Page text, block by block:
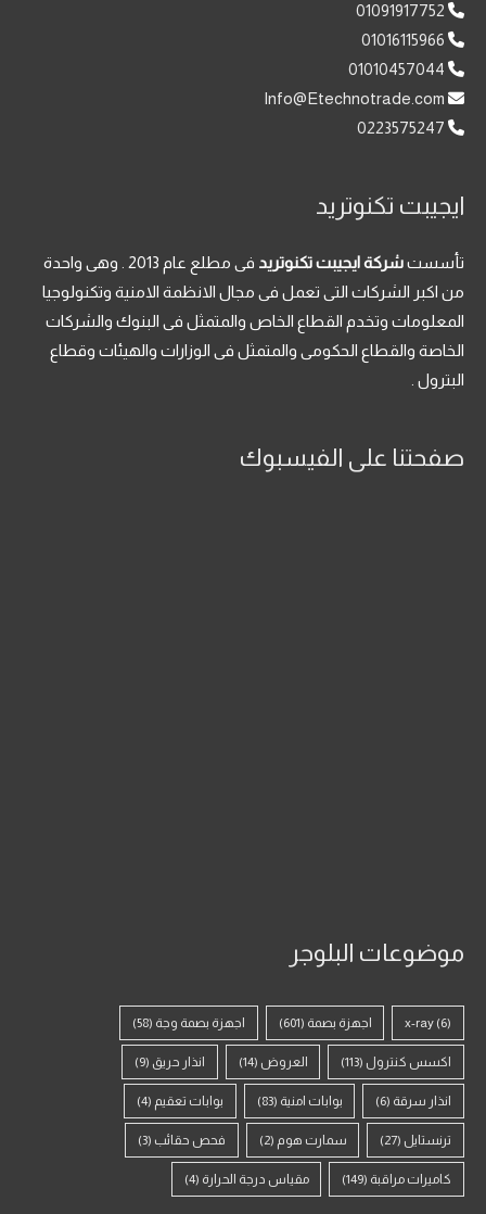
01091917752
01016115966
01010457044
0223575247
ايجيبت تكنوتريد
تأسستشركة ايجيبت تكنوتريد
فى مطلع عام 2013 . وهى واحدة
من اكبر الشركات التى تعمل فى مجال الانظمة الامنية وتكنولوجيا
المعلومات وتخدم القطاع الخاص والمتمثل فى البنوك والشركات
الخاصة والقطاع الحكومى والمتمثل فى الوزارات والهيئات وقطاع
البترول .
صفحتنا على الفيسبوك
موضوعات البلوجر
x-ray (6) اجهزة بصمة (601) اجهزة بصمة وجة (58)
اكسس كنترول (113) العروض (14) انذار حريق (9)
انذار سرقة (6) بوابات امنية (83) بوابات تعقيم (4)
ترنستايل (27) سمارت هوم (2) فحص حقائب (3)
كاميرات مراقبة (149) مقياس درجة الحرارة (4)